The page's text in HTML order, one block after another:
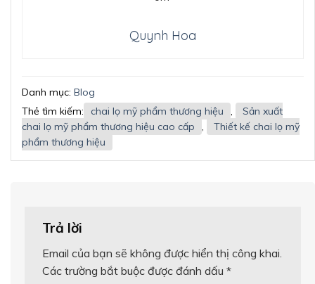
Quynh Hoa
Danh mục: Blog
Thẻ tìm kiếm:
chai lọ mỹ phẩm thương hiệu ,
Sản xuất
chai lọ mỹ phẩm thương hiệu cao cấp
,
Thiết kế chai lọ mỹ
phẩm thương hiệu
Trả lời
Email của bạn sẽ không được hiển thị công khai.
Các trường bắt buộc được đánh dấu *